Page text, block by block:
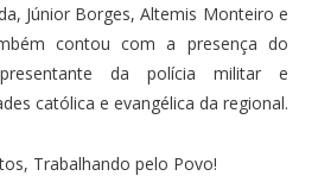
Júnior Borges, Altemis Monteiro e
contou com a presença do
da polícia militar e
católica e evangélica da regional.
Trabalhando pelo Povo!